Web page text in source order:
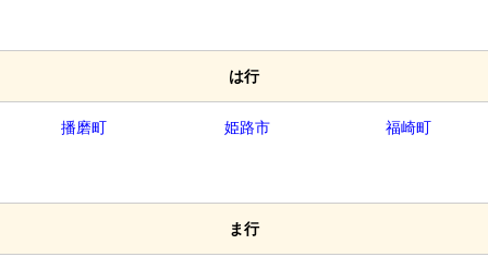
は行
播磨町 姫路市 福崎町
ま行